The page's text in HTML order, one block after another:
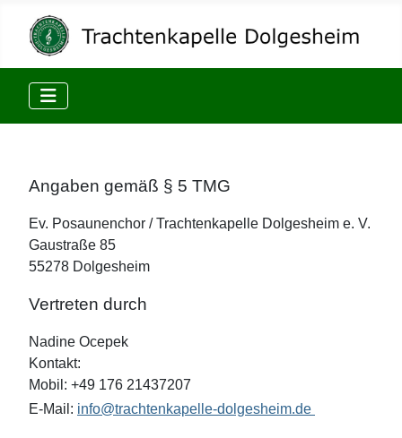
Angaben gemäß § 5 TMG
Ev. Posaunenchor / Trachtenkapelle Dolgesheim e. V.
Gaustraße 85
55278 Dolgesheim
Vertreten durch
Nadine Ocepek
Kontakt:
Mobil: +49 176 21437207
E-Mail: info@trachtenkapelle-dolgesheim.de